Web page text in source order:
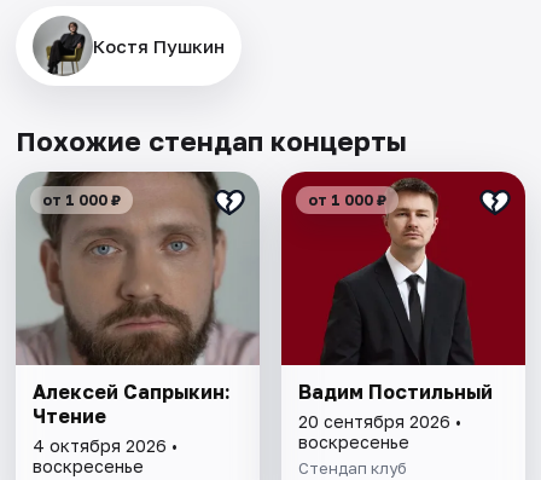
Костя Пушкин
Похожие стендап концерты
от 1 000 ₽
Алексей Сапрыкин:
Чтение
4 октября 2026 •
воскресенье
от 1 000 ₽
Вадим Постильный
20 сентября 2026 •
воскресенье
Стендап клуб